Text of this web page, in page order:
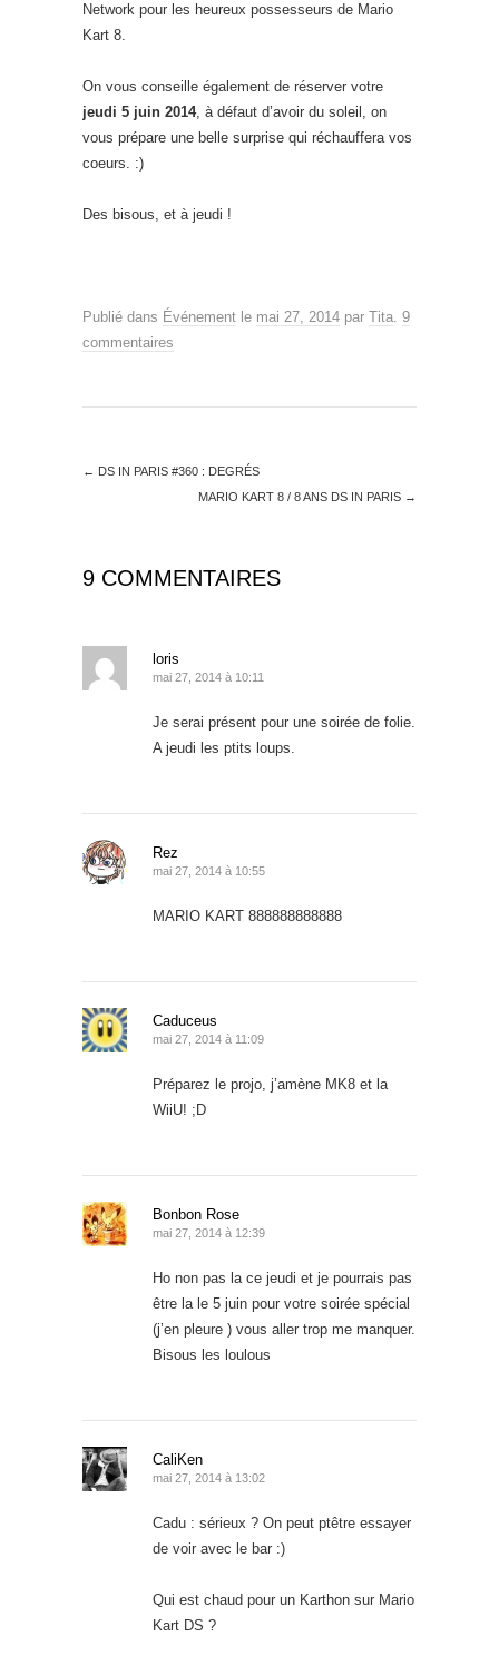
Network pour les heureux possesseurs de Mario
Kart 8.
On vous conseille également de réserver votre
jeudi 5 juin 2014, à défaut d’avoir du soleil, on
vous prépare une belle surprise qui réchauffera vos
coeurs. :)
Des bisous, et à jeudi !
Publié dans Événement le mai 27, 2014 par Tita. 9
commentaires
← DS IN PARIS #360 : DEGRÉS
MARIO KART 8 / 8 ANS DS IN PARIS →
9 COMMENTAIRES
loris
mai 27, 2014 à 10:11
Je serai présent pour une soirée de folie.
A jeudi les ptits loups.
Rez
mai 27, 2014 à 10:55
MARIO KART 888888888888
Caduceus
mai 27, 2014 à 11:09
Préparez le projo, j’amène MK8 et la
WiiU! ;D
Bonbon Rose
mai 27, 2014 à 12:39
Ho non pas la ce jeudi et je pourrais pas
être la le 5 juin pour votre soirée spécial
(j’en pleure ) vous aller trop me manquer.
Bisous les loulous
CaliKen
mai 27, 2014 à 13:02
Cadu : sérieux ? On peut ptêtre essayer
de voir avec le bar :)
Qui est chaud pour un Karthon sur Mario
Kart DS ?